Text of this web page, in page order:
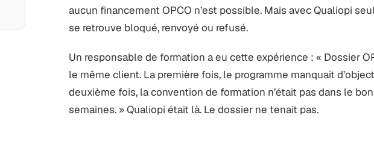
aucun financement OPCO n’est possible. Mais avec Qualiopi
se retrouve bloqué, renvoyé ou refusé.
Un responsable de formation a eu cette expérience : « Dossier
le même client. La première fois, le programme manquait
deuxième fois, la convention de formation n’était pas dans le bon
semaines. » Qualiopi était là. Le dossier ne tenait pas.